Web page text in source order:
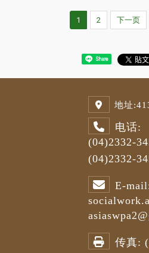
1 2 下一页
Share
地址:
电话:
(04)2332-
(04)2332-
E-
传真: